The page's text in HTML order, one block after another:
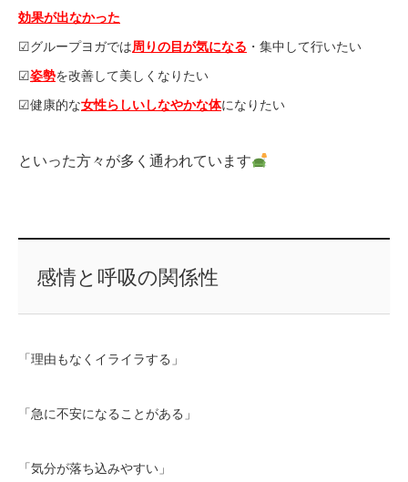
効果が出なかった
☑︎グループヨガでは周りの目が気になる ・集中して行いたい
☑︎姿勢を改善して美しくなりたい
☑︎健康的な女性らしいしなやかな体になりたい
といった方々が多く通われています
感情と呼吸の関係性
「理由もなくイライラする」
「急に不安になることがある」
「気分が落ち込みやすい」